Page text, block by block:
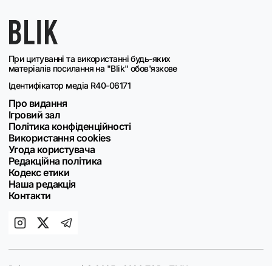
При цитуванні та використанні будь-яких
матеріалів посилання на "Blik" обов'язкове
Ідентифікатор медіа R40-06171
Про видання
Ігровий зал
Політика конфіденційності
Використання cookies
Угода користувача
Редакційна політика
Кодекс етики
Наша редакція
Контакти